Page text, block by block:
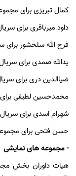
کمال تبریزی برای
داود میرباقری برای
فرج الله سلحشور برای
یدالله صمدی برای
ضیاالدین دری برای
محمدحسین لطیفی برای
شهرام اسدی برای
حسن فتحی برای
- مجموعه های نمایشی
هیات داوران بخش